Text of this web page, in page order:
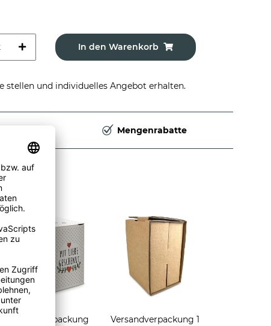
In den Warenkorb
stellen und individuelles Angebot erhalten.
Mengenrabatte
Geschenkverpackung
Versandverpackung 1